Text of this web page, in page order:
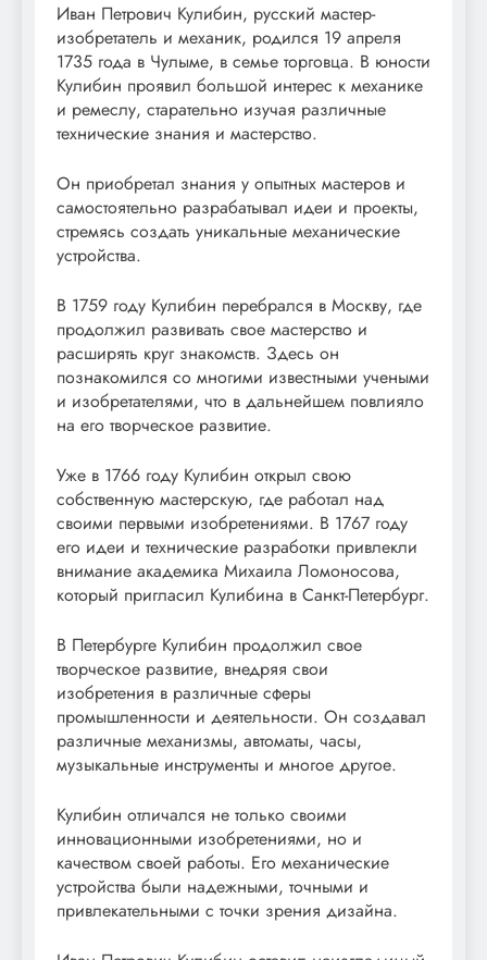
Иван Петрович Кулибин, русский мастер-
изобретатель и механик, родился 19 апреля
1735 года в Чулыме, в семье торговца. В юности
Кулибин проявил большой интерес к механике
и ремеслу, старательно изучая различные
технические знания и мастерство.
Он приобретал знания у опытных мастеров и
самостоятельно разрабатывал идеи и проекты,
стремясь создать уникальные механические
устройства.
В 1759 году Кулибин перебрался в Москву, где
продолжил развивать свое мастерство и
расширять круг знакомств. Здесь он
познакомился со многими известными учеными
и изобретателями, что в дальнейшем повлияло
на его творческое развитие.
Уже в 1766 году Кулибин открыл свою
собственную мастерскую, где работал над
своими первыми изобретениями. В 1767 году
его идеи и технические разработки привлекли
внимание академика Михаила Ломоносова,
который пригласил Кулибина в Санкт-Петербург.
В Петербурге Кулибин продолжил свое
творческое развитие, внедряя свои
изобретения в различные сферы
промышленности и деятельности. Он создавал
различные механизмы, автоматы, часы,
музыкальные инструменты и многое другое.
Кулибин отличался не только своими
инновационными изобретениями, но и
качеством своей работы. Его механические
устройства были надежными, точными и
привлекательными с точки зрения дизайна.